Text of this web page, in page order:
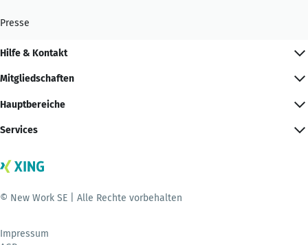
Presse
Hilfe & Kontakt
Mitgliedschaften
Hauptbereiche
Services
© New Work SE | Alle Rechte vorbehalten
Impressum